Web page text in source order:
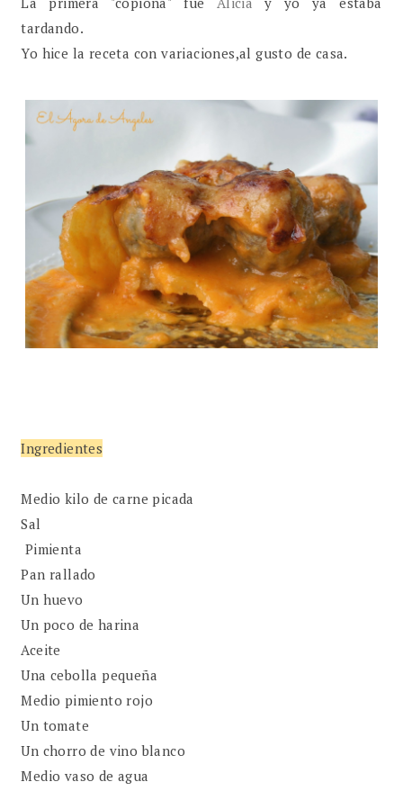
tardando.
Yo hice la receta con variaciones,al gusto de casa.
Ingredientes
Medio kilo de carne picada
Sal
Pimienta
Pan rallado
Un huevo
Un poco de harina
Aceite
Una cebolla pequeña
Medio pimiento rojo
Un tomate
Un chorro de vino blanco
Medio vaso de agua